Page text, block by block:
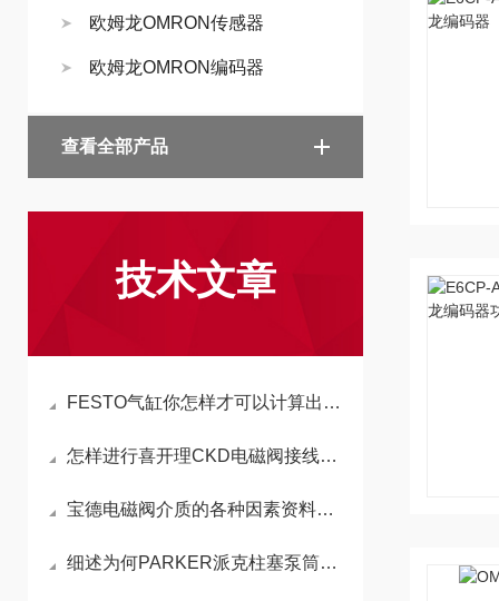
欧姆龙OMRON传感器
欧姆龙OMRON编码器
查看全部产品
技术文章
FESTO气缸你怎样才可以计算出件的磨损度吗?
怎样进行喜开理CKD电磁阀接线才属于正确接法
宝德电磁阀介质的各种因素资料分为哪些
细述为何PARKER派克柱塞泵筒停止运作